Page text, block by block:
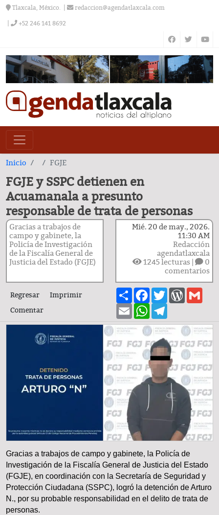
Tlaxcala, México. redaccion@agendatlaxcala.com
+52 246 141 8692
Inicio FGJE
FGJE y SSPC detienen en
Acuamanala a presunto
responsable de trata de personas
Gracias a trabajos de
campo y gabinete, la
Policía de Investigación
de la Fiscalía General de
Justicia del Estado (FGJE)
Mié. 20 de may., 2026.
11:30 AM
Redacción
agendatlaxcala
1245 lecturas |
0
comentarios
Regresar
Imprimir
Comentar
ShareFacebook
Twitter
EmailWhatsApp
Gracias a trabajos de campo y gabinete, la Policía de
Investigación de la Fiscalía General de Justicia del Estado
(FGJE), en coordinación con la Secretaría de Seguridad y
Protección Ciudadana (SSPC), logró la detención de Arturo
N., por su probable responsabilidad en el delito de trata de
personas.